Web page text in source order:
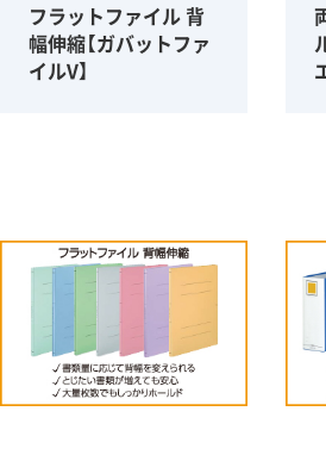
フラットファイル 背
幅伸縮【ガバットファ
イルV】